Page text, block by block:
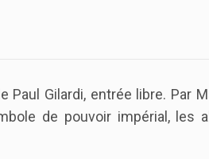
Gilardi, entrée libre. Par
de pouvoir impérial, les